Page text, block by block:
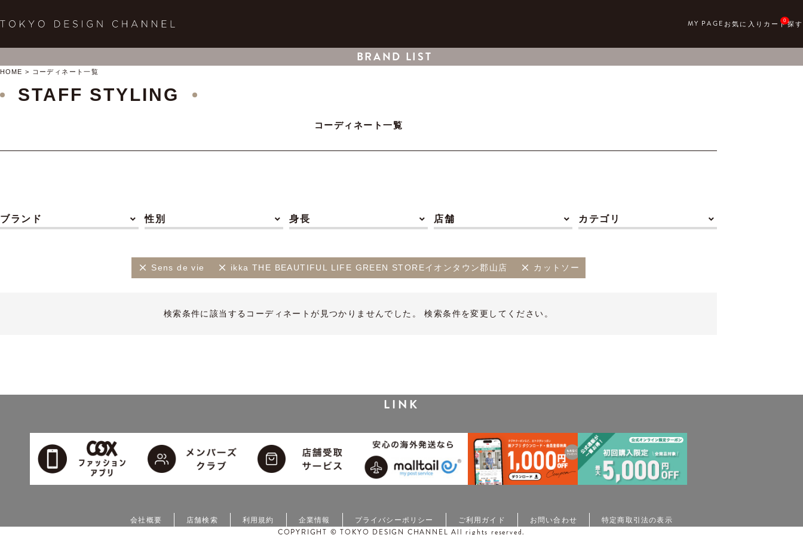
0
BRAND LIST
HOME コーディネート一覧
STAFF STYLING
コーディネート一覧
ブランド 性別 身長 店舗 カテゴリ
Sens de vie ikka THE BEAUTIFUL LIFE GREEN STOREイオンタウン郡山店 カットソー
検索条件に該当するコーディネートが見つかりませんでした。 検索条件を変更してください。
LINK
会社概要 店舗検索 利用規約 企業情報 プライバシーポリシー ご利用ガイド お問い合わせ 特定商取引法の表示
COPYRIGHT © TOKYO DESIGN CHANNEL All rights reserved.